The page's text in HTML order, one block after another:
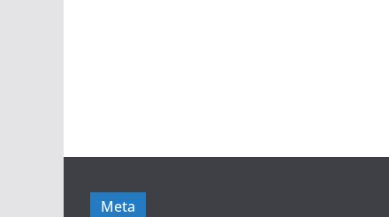
Meta